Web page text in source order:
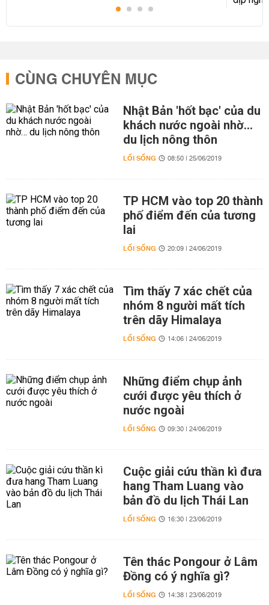
CÙNG CHUYÊN MỤC
Nhật Bản 'hốt bạc' của du
khách nước ngoài nhờ…
du lịch nông thôn
LỐI SỐNG 08:50 | 25/06/2019
TP HCM vào top 20 thành
phố điểm đến của tương
lai
LỐI SỐNG 20:09 | 24/06/2019
Tìm thấy 7 xác chết của
nhóm 8 người mất tích
trên dãy Himalaya
LỐI SỐNG 14:06 | 24/06/2019
Những điểm chụp ảnh
cưới được yêu thích ở
nước ngoài
LỐI SỐNG 09:30 | 24/06/2019
Cuộc giải cứu thần kì đưa
hang Tham Luang vào
bản đồ du lịch Thái Lan
LỐI SỐNG 16:30 | 23/06/2019
Tên thác Pongour ở Lâm
Đồng có ý nghĩa gì?
LỐI SỐNG 14:38 | 23/06/2019